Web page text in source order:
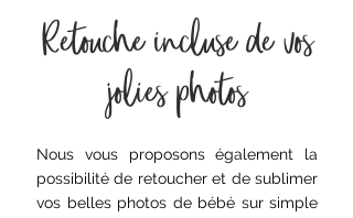
Retouche incluse de vos
jolies photos
Nous vous proposons également la
possibilité de retoucher et de sublimer
vos belles photos de bébé sur simple